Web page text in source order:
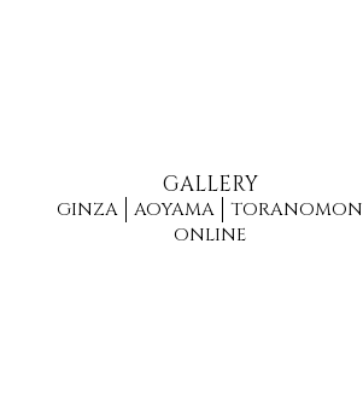
GALLERY
GINZA AOYAMA
TORANOMON
ONLINE